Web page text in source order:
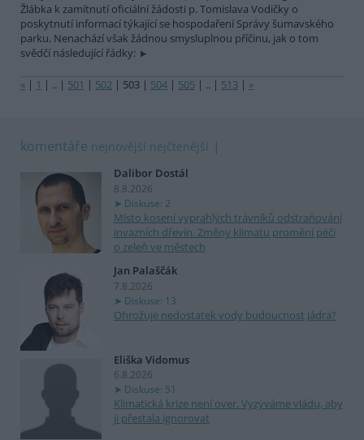
Žlábka k zamítnutí oficiální žádosti p. Tomislava Vodičky o
poskytnutí informací týkající se hospodaření Správy šumavského
parku. Nenachází však žádnou smysluplnou příčinu, jak o tom
svědčí následující řádky:
« | 1 | .. | 501 | 502 | 503 | 504 | 505 | .. | 513 | »
komentáře nejnovější nejčtenější
Dalibor Dostál
8.8.2026
Diskuse: 2
Místo kosení vyprahlých trávníků odstraňování
invazních dřevin. Změny klimatu promění péči
o zeleň ve městech
Jan Palaščák
7.8.2026
Diskuse: 13
Ohrožuje nedostatek vody budoucnost jádra?
Eliška Vidomus
6.8.2026
Diskuse: 51
Klimatická krize není over. Vyzýváme vládu, aby
ji přestala ignorovat